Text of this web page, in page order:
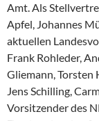
Amt. Als
Apfel, Johannes
aktuellen
Frank Rohleder,
Gliemann, Torsten
Jens Schilling,
Vorsitzender des